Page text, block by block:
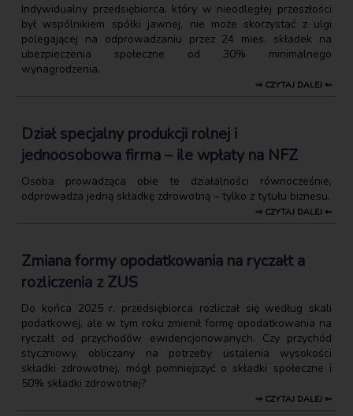
Indywidualny przedsiębiorca, który w nieodległej przeszłości
był wspólnikiem spółki jawnej, nie może skorzystać z ulgi
polegającej na odprowadzaniu przez 24 mies. składek na
ubezpieczenia społeczne od 30% minimalnego
wynagrodzenia.
⇒ CZYTAJ DALEJ ⇐
Dział specjalny produkcji rolnej i
jednoosobowa firma – ile wpłaty na NFZ
Osoba prowadząca obie te działalności równocześnie,
odprowadza jedną składkę zdrowotną – tylko z tytułu biznesu.
⇒ CZYTAJ DALEJ ⇐
Zmiana formy opodatkowania na ryczałt a
rozliczenia z ZUS
Do końca 2025 r. przedsiębiorca rozliczał się według skali
podatkowej, ale w tym roku zmienił formę opodatkowania na
ryczałt od przychodów ewidencjonowanych. Czy przychód
styczniowy, obliczany na potrzeby ustalenia wysokości
składki zdrowotnej, mógł pomniejszyć o składki społeczne i
50% składki zdrowotnej?
⇒ CZYTAJ DALEJ ⇐